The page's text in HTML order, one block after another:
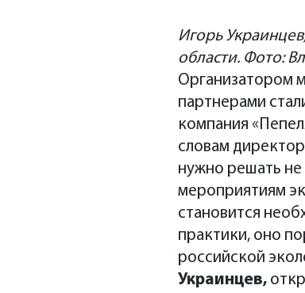
Игорь
области. Фото:
Организатором
партнерами
компания
словам
нужно решать не
мероприятиям
становится
практики, оно
российской
Украинцев,